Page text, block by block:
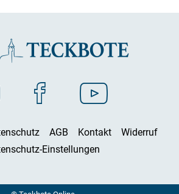
AGB Kontakt
Widerruf
Einstellungen